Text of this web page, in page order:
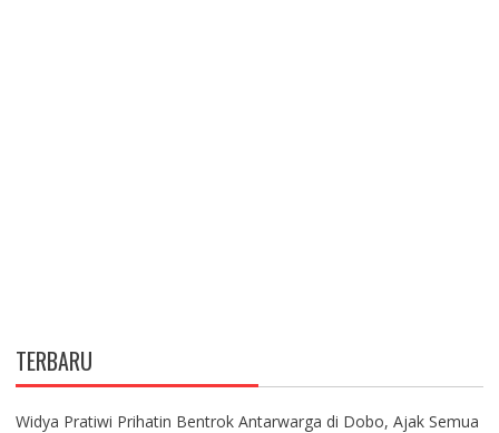
TERBARU
Widya Pratiwi Prihatin Bentrok Antarwarga di Dobo, Ajak Semua